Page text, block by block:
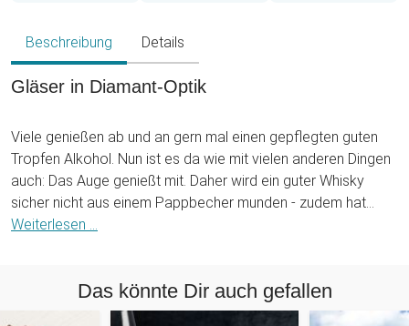
Beschreibung Details
Gläser in Diamant-Optik
Viele genießen ab und an gern mal einen gepflegten guten
Tropfen Alkohol. Nun ist es da wie mit vielen anderen Dingen
auch: Das Auge genießt mit. Daher wird ein guter Whisky
sicher nicht aus einem Pappbecher munden - zudem hat
dieser einen Eigengeschmack. Die Diamant Gläser 2er Set
liegen quasi halb auf der Seite, was der Diamant-Optik noch
eine authentischere Note verleiht.
Weiterlesen ...
Das könnte Dir auch gefallen